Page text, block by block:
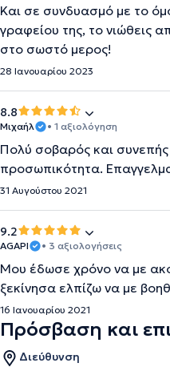
Και σε συνδυασμό με το
γραφείου της, το νιώθεις
στο σωστό μερος!
28 Ιανουαρίου 2023
8.8
Μιχαήλ • 1 αξιολόγηση
Πολύ σοβαρός και
προσωπικότητα.
31 Αυγούστου 2021
9.2
AGAPI • 3 αξιολογήσεις
Μου έδωσε χρόνο να με
ξεκίνησα ελπίζω να με
16 Ιανουαρίου 2021
Πρόσβαση και
Διεύθυνση